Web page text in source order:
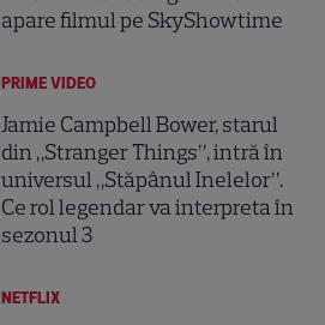
apare filmul pe SkyShowtime
PRIME VIDEO
Jamie Campbell Bower, starul
din „Stranger Things”, intră în
universul „Stăpânul Inelelor”.
Ce rol legendar va interpreta în
sezonul 3
NETFLIX